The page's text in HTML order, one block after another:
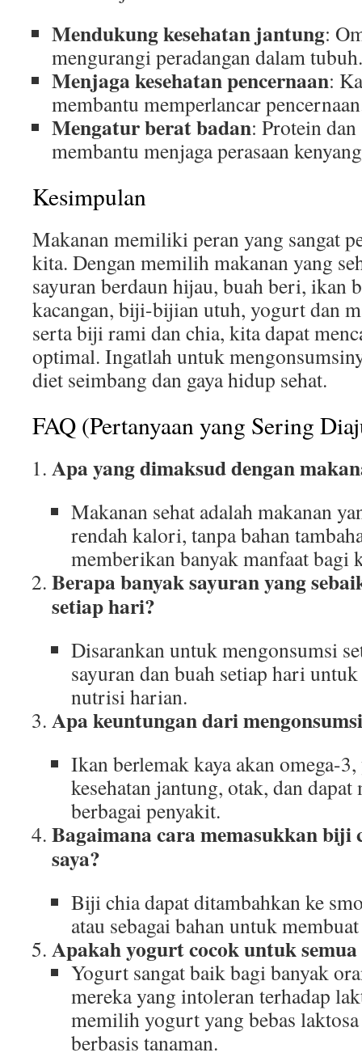
Mendukung kesehatan jantung:
mengurangi peradangan dalam tubuh.
Menjaga kesehatan pencernaan:
membantu memperlancar
Mengatur berat badan: Protein
membantu menjaga perasaan
Kesimpulan
Makanan memiliki peran yang sangat
kita. Dengan memilih makanan yang
sayuran berdaun hijau, buah beri, ikan
kacangan, biji-bijian utuh, yogurt dan
serta biji rami dan chia, kita dapat
optimal. Ingatlah untuk
diet seimbang dan gaya hidup sehat.
FAQ (Pertanyaan yang Sering
Apa yang dimaksud dengan
Makanan sehat adalah makanan
rendah kalori, tanpa bahan
memberikan banyak manfaat bagi
Berapa banyak sayuran yang
setiap hari?
Disarankan untuk mengonsumsi
sayuran dan buah setiap hari
nutrisi harian.
Apa keuntungan dari
Ikan berlemak kaya akan omega-
kesehatan jantung, otak, dan
berbagai penyakit.
Bagaimana cara memasukkan biji
saya?
Biji chia dapat ditambahkan ke
atau sebagai bahan untuk
Apakah yogurt cocok untuk
Yogurt sangat baik bagi banyak
mereka yang intoleran terhadap
memilih yogurt yang bebas
berbasis tanaman.